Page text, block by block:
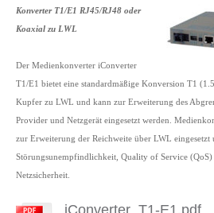
Konverter T1/E1 RJ45/RJ48 oder
Koaxial zu LWL
Der Medienkonverter iConverter
T1/E1 bietet eine standardmäßige Konversion T1
Kupfer zu LWL und kann zur Erweiterung des
Provider und Netzgerät eingesetzt werden.
zur Erweiterung der Reichweite über LWL eingesetzt
Störungsunempfindlichkeit, Quality of Service (QoS)
Netzsicherheit.
iConverter_T1-E1.pdf